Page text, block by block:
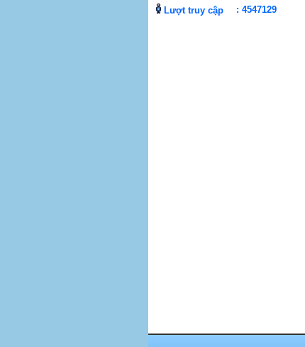
Nguồn gốc Ngày của Mẹ
Lượt truy cập
: 4547129